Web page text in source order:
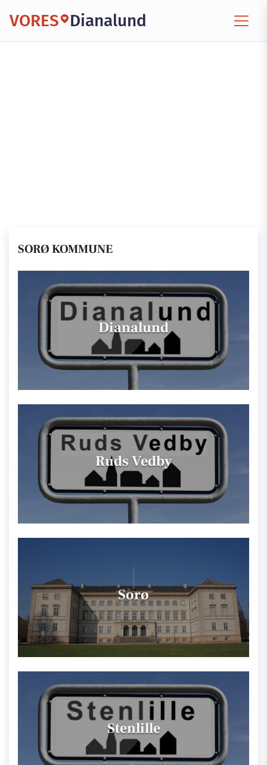
VORES Dianalund
SORØ KOMMUNE
Dianalund
Ruds Vedby
Sorø
Stenlille